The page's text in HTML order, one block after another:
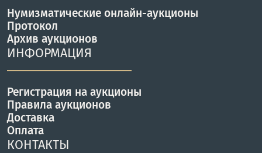
Нумизматические онлайн-аукционы
Протокол
Архив аукционов
ИНФОРМАЦИЯ
Регистрация на аукционы
Правила аукционов
Доставка
Оплата
КОНТАКТЫ